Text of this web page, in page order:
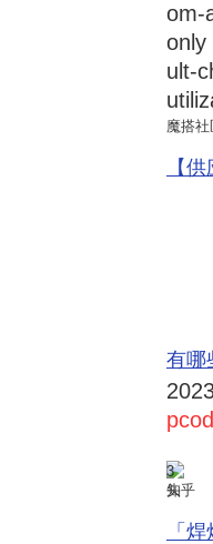
om-
only
ult-
魔搭社
【
有哪
3
知乎
「